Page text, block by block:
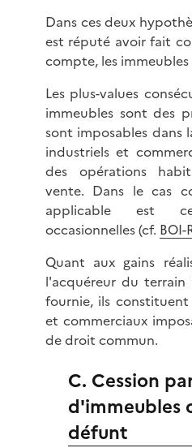
Dans ces deux
est réputé avoir fait
compte, les
Les plus-values
immeubles sont des
sont imposables dans
industriels et
des opérations
vente. Dans le cas
applicable est
occasionnelles (cf. BOI-
Quant aux gains
l'acquéreur du
fournie, ils
et commerciaux
de droit commun.
C. Cession
d'immeubles
défunt